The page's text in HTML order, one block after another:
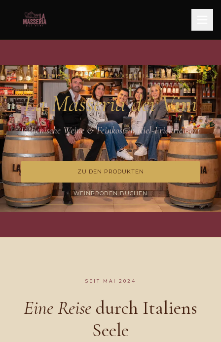
WILLKOMMEN BEI LA MASSERIA DEI VINI
La Masseria dei Vini
Italienische Weine & Feinkost in Kiel-Friedrichsort
ZU DEN PRODUKTEN
WEINPROBEN BUCHEN
SEIT MAI 2024
Eine Reise durch Italiens
Seele